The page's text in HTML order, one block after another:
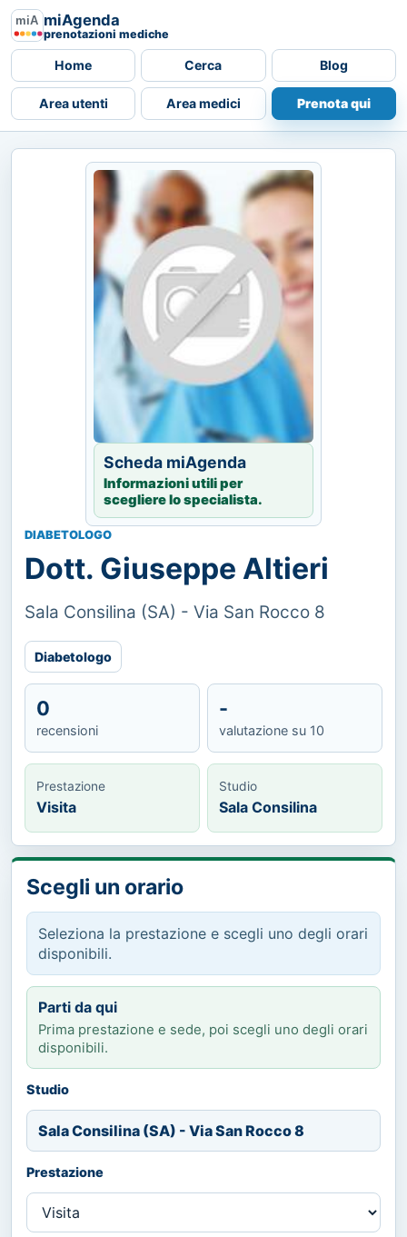
miAgenda
prenotazioni mediche
Home Cerca Blog
Area utenti Area medici Prenota qui
Scheda miAgenda
Informazioni utili per
scegliere lo specialista.
DIABETOLOGO
Dott. Giuseppe Altieri
Sala Consilina (SA) - Via San Rocco 8
Diabetologo
0
recensioni
-
valutazione su 10
Prestazione
Visita
Studio
Sala Consilina
Scegli un orario
Seleziona la prestazione e scegli uno degli orari
disponibili.
Parti da qui
Prima prestazione e sede, poi scegli uno degli orari
disponibili.
Studio
Sala Consilina (SA) - Via San Rocco 8
Prestazione